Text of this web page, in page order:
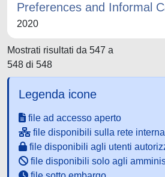
Preferences and Informal
2020
Mostrati risultati da 547 a
548 di 548
Legenda icone
file ad accesso aperto
file disponibili sulla rete interna
file disponibili agli utenti
file disponibili solo agli